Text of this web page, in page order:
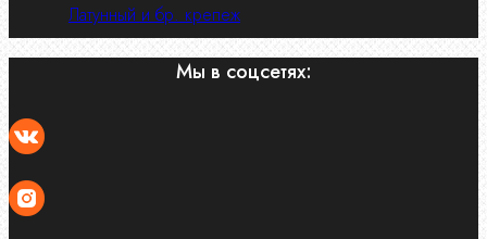
Латунный и бр. крепеж
Мы в соцсетях: